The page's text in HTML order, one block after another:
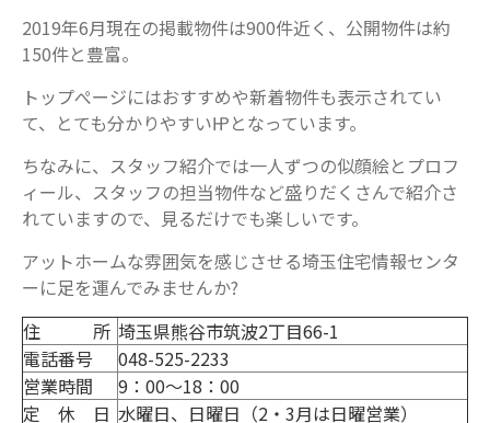
2019年6月現在の掲載物件は900件近く、公開物件は約
150件と豊富。
トップぺージにはおすすめや新着物件も表示されてい
て、とても分かりやすい㏋となっています。
ちなみに、スタッフ紹介では一人ずつの似顔絵とプロフ
ィール、スタッフの担当物件など盛りだくさんで紹介さ
れていますので、見るだけでも楽しいです。
アットホームな雰囲気を感じさせる埼玉住宅情報センタ
ーに足を運んでみませんか?
住 所 埼玉県熊谷市筑波2丁目66-1
電話番号
048-525-2233
営業時間
9：00～18：00
定 休 日 水曜日、日曜日（2・3月は日曜営業）